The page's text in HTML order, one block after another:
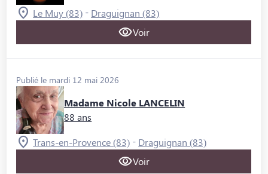
Le Muy (83) - Draguignan (83)
Voir
Publié le mardi 12 mai 2026
Madame Nicole LANCELIN
88 ans
Trans-en-Provence (83) - Draguignan (83)
Voir